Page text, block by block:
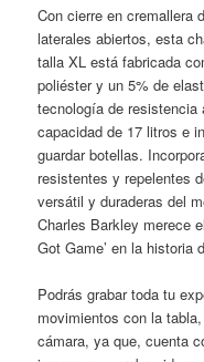
Con cierre en cremallera
laterales abiertos, esta
talla XL está fabricada
poliéster y un 5% de
tecnología de resistencia
capacidad de 17 litros e
guardar botellas.
resistentes y repelentes
versátil y duraderas del
Charles Barkley merece
Got Game’ en la historia
Podrás grabar toda tu
movimientos con la
cámara, ya que, cuenta